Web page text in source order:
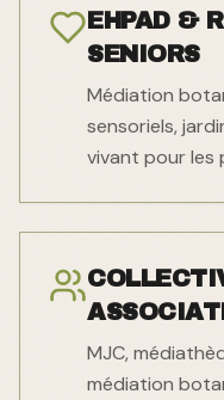
EHPAD &
SENIORS
Médiation
sensoriels,
vivant pour les
MJC,
médiation